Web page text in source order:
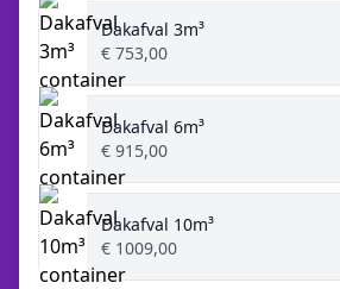
Dakafval 3m³
€ 753,00
Dakafval 6m³
€ 915,00
Dakafval 10m³
€ 1009,00